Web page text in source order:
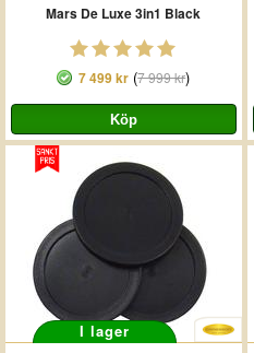
Mars De Luxe 3in1 Black
7 499 kr (7 999 kr)
I lager